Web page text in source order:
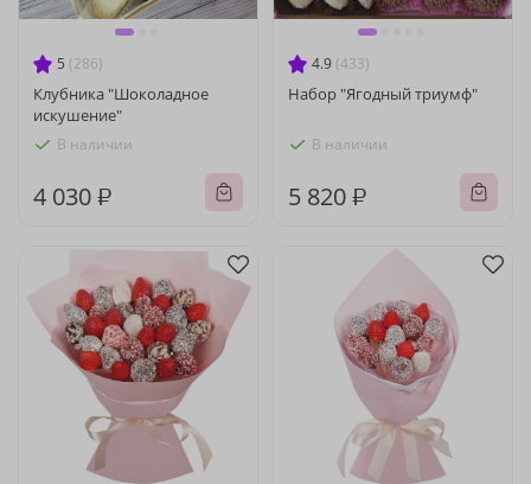
5 (286)
Клубника "Шоколадное
искушение"
В наличии
4 030 ₽
4.9 (433)
Набор "Ягодный триумф"
В наличии
5 820 ₽